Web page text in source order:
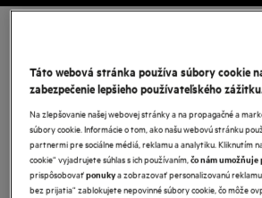
Bohužiaľ sme neboli schopní nájsť
Táto webová stránka používa súbory cookie
zabezpečenie lepšieho používateľského
Na zlepšovanie našej webovej stránky a na propagačné a
súbory cookie. Informácie o tom, ako našu webovú stránku
partnermi pre sociálne médiá, reklamu a analytiku. Kliknutím
cookie“ vyjadrujete súhlas s ich používaním,čo nám
prispôsobovaťponukya zobrazovať personalizovanú
bez prijatia“ zablokujete nepovinné súbory cookie, čo môže